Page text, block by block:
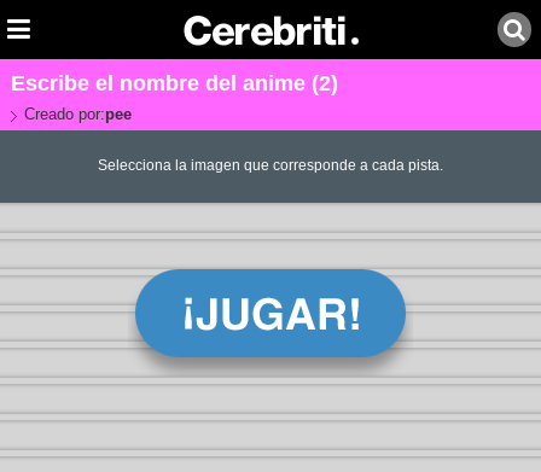
Escribe el nombre del anime (2)
Creado por:pee
Selecciona la imagen que corresponde a cada pista.